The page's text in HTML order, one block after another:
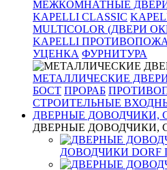
МЕЖКОМНАТНЫЕ ДВЕРИ
KAPELLI CLASSIC
MULTICOLOR (ДВЕРИ
KAPELLI
УЦЕНКА ФУРНИТУРА
МЕТАЛЛИЧЕСКИЕ
БОСТ ПРОРАБ
СТРОИТЕЛЬНЫЕ
ДВЕРНЫЕ ДОВОДЧИКИ,
ДВЕРНЫЕ ДОВОДЧИКИ,
ДОВОДЧИКИ DORF